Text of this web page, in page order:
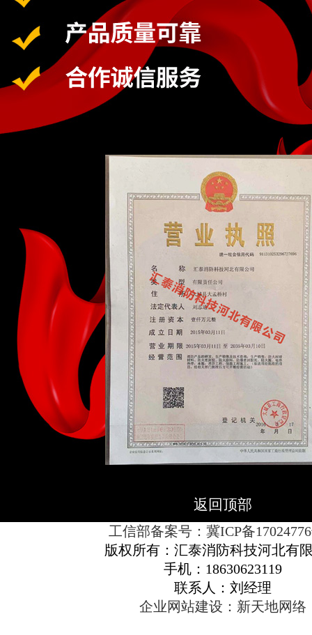
返回顶部
工信部备案号：冀ICP备
版权所有：汇泰消防科技河北有
手机：18630623119
联系人：刘经理
企业网站建设：新天地网络